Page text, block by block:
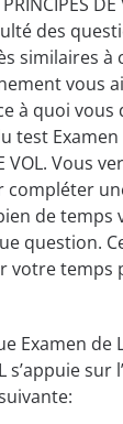
des
similaires à
vous
à quoi vous
test Examen
VOL. Vous
compléter
de temps
question.
votre temps
Examen de
s’appuie